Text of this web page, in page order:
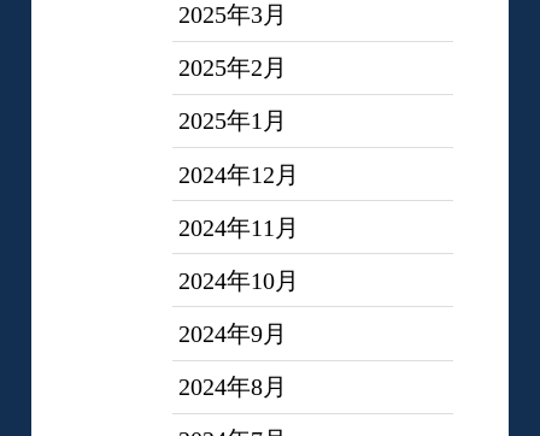
2025年3月
2025年2月
2025年1月
2024年12月
2024年11月
2024年10月
2024年9月
2024年8月